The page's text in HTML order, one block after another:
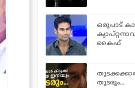
ഒരുപാട്
കൈഫ്
തുടരും...